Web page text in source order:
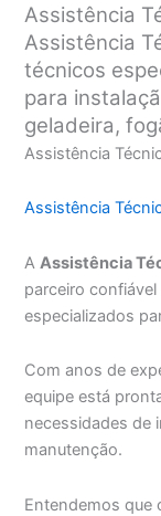
Assistência
Assistência
técnicos
para
geladeira,
Assistência
Assistência
AAssistência
parceiro
especializados
Com anos de
equipe está
necessidades de
manutenção.
Entendemos que